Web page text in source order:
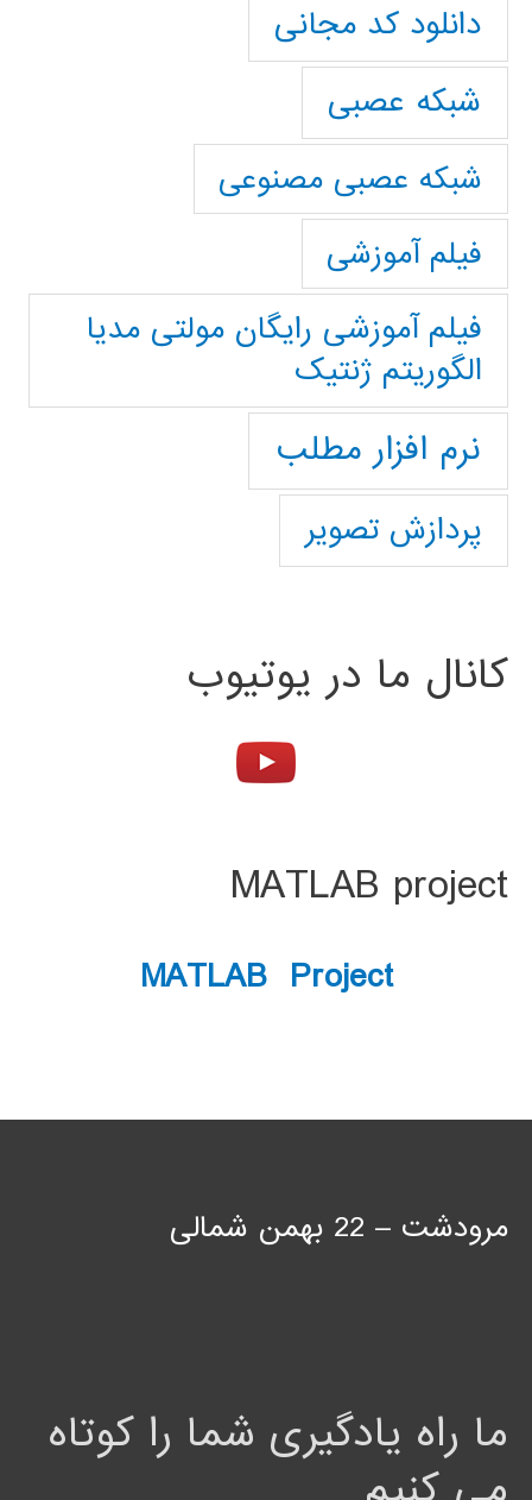
دانلود کد مجانی
شبکه عصبی
شبکه عصبی مصنوعی
فیلم آموزشی
فیلم آموزشی رایگان مولتی مدیا
الگوریتم ژنتیک
نرم افزار مطلب
پردازش تصویر
کانال ما در یوتیوب
MATLAB project
MATLAB Project
مرودشت – 22 بهمن شمالی
ما راه یادگیری شما را کوتاه